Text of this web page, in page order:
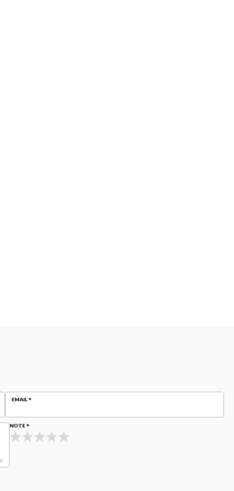
EMAIL
NOTE